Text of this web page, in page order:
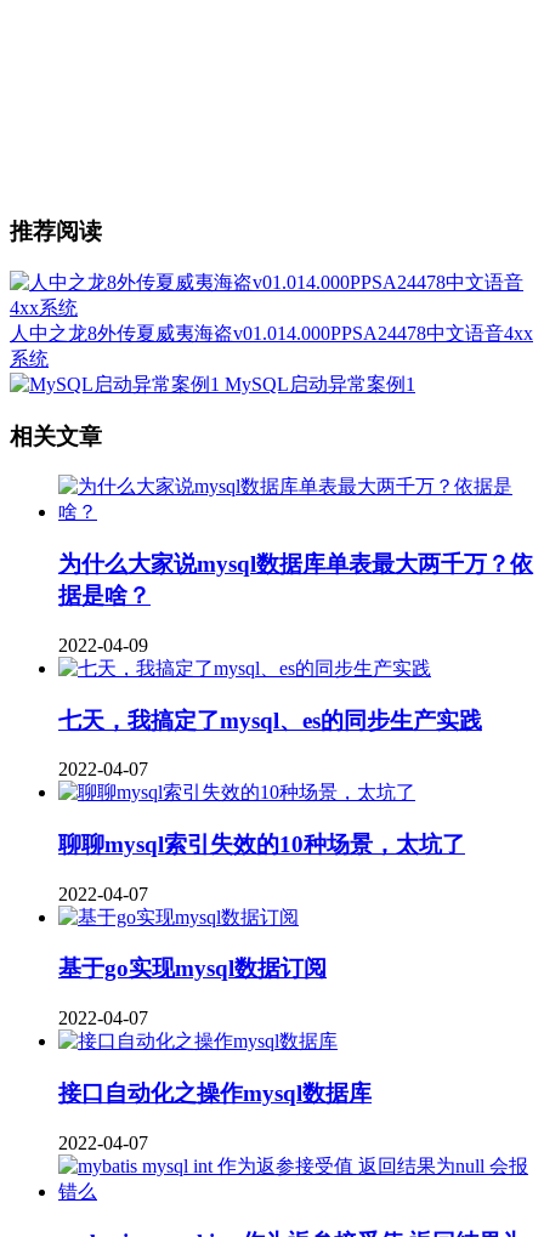
推荐阅读
人中之龙8外传夏威夷海盗v01.014.000PPSA24478中文语音4xx
系统
MySQL启动异常案例1
相关文章
为什么大家说mysql数据库单表最大两千万？依
据是啥？
2022-04-09
七天，我搞定了mysql、es的同步生产实践
2022-04-07
聊聊mysql索引失效的10种场景，太坑了
2022-04-07
基于go实现mysql数据订阅
2022-04-07
接口自动化之操作mysql数据库
2022-04-07